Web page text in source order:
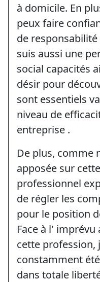
à domicile. En
peux faire
de
suis aussi une
social capacités
désir pour
sont essentiels
niveau de
entreprise .
De plus, comme
apposée sur
professionnel
de régler les
pour le position
Face à l'
cette profession,
constamment
dans totale